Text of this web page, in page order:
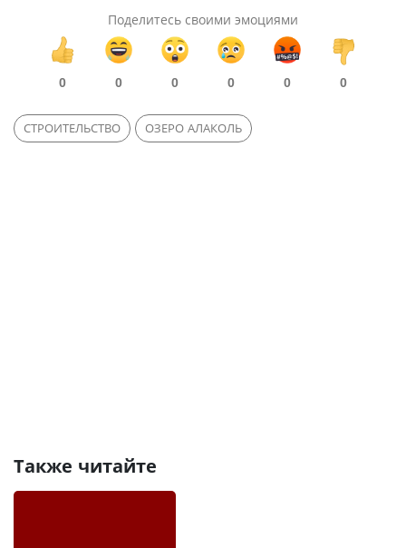
Поделитесь своими эмоциями
0 0 0 0 0 0
СТРОИТЕЛЬСТВО ОЗЕРО АЛАКОЛЬ
Также читайте